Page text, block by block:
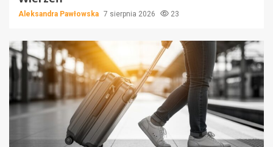
Aleksandra Pawłowska 7 sierpnia 2026 23